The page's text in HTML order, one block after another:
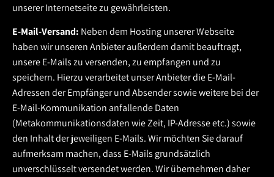
unserer Internetseite zu gewährleisten.
E-Mail-Versand: Neben dem Hosting unserer Webseite
haben wir unseren Anbieter außerdem damit beauftragt,
unsere E-Mails zu versenden, zu empfangen und zu
speichern. Hierzu verarbeitet unser Anbieter die E-Mail-
Adressen der Empfänger und Absender sowie weitere bei der
E-Mail-Kommunikation anfallende Daten
(Metakommunikationsdaten wie Zeit, IP-Adresse etc.) sowie
den Inhalt der jeweiligen E-Mails. Wir möchten Sie darauf
aufmerksam machen, dass E-Mails grundsätzlich
unverschlüsselt versendet werden. Wir übernehmen daher